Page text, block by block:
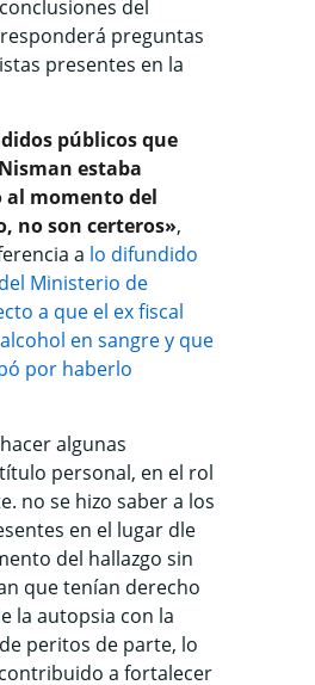
del
preguntas
presentes en la
públicos que
estaba
al momento del
no son certeros»,
a lo difundido
Ministerio de
a que el ex fiscal
en sangre y que
por haberlo
algunas
personal, en el rol
no se hizo saber a los
en el lugar dle
del hallazgo sin
que tenían derecho
la autopsia con la
peritos de parte, lo
a fortalecer